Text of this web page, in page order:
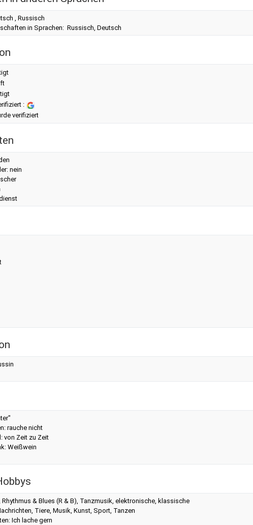
, Russisch
in Sprachen: Russisch, Deutsch
:
verifiziert
nein
rauche nicht
von Zeit zu Zeit
Weißwein
& Blues (R & B), Tanzmusik, elektronische, klassische
Tiere, Musik, Kunst, Sport, Tanzen
Ich lache gern